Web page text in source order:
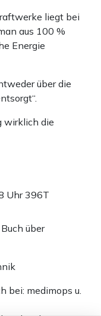
liegt bei
aus 100 %
Energie
über die
wirklich die
Uhr396T
über
bei: medimops u.